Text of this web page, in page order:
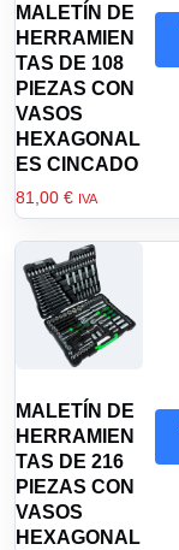
página
de
producto
MALETÍN DE
HERRAMIEN
TAS DE 108
PIEZAS CON
VASOS
HEXAGONAL
ES CINCADO
81,00 € IVA
MALETÍN DE
HERRAMIEN
TAS DE 216
PIEZAS CON
VASOS
HEXAGONAL